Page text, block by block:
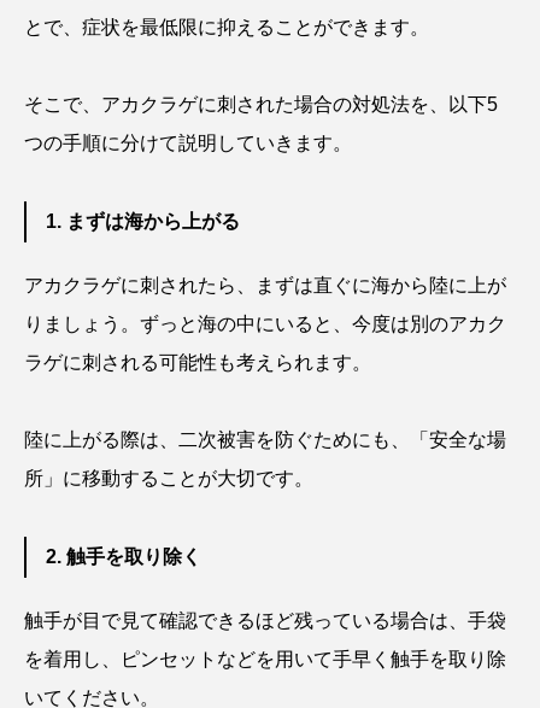
クサガメ クジラ クニマス クマノミ
クロスジギンポ クロソイ
ケープペンギン ゲンゴロウ コイ
コウテイペンギン コオイムシ
コガタペンギン コガネスズメダイ
コクチバス コクレン
コトクラゲ コノシロ
コブシメ コブダイ コメツキガニ
コモレビクラゲ コモンイトギンポ
とで、症状を最低限に抑えることができます。
そこで、アカクラゲに刺された場合の対処法を、以下5
つの手順に分けて説明していきます。
1. まずは海から上がる
アカクラゲに刺されたら、まずは直ぐに海から陸に上が
りましょう。ずっと海の中にいると、今度は別のアカク
ラゲに刺される可能性も考えられます。
陸に上がる際は、二次被害を防ぐためにも、「安全な場
所」に移動することが大切です。
2. 触手を取り除く
触手が目で見て確認できるほど残っている場合は、手袋
を着用し、ピンセットなどを用いて手早く触手を取り除
いてください。